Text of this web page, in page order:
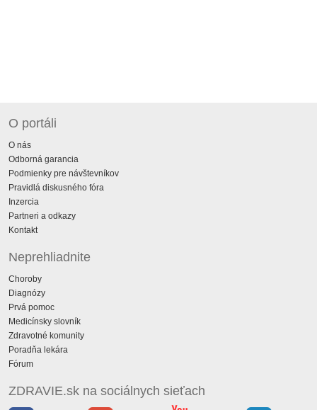
O portáli
O nás
Odborná garancia
Podmienky pre návštevníkov
Pravidlá diskusného fóra
Inzercia
Partneri a odkazy
Kontakt
Neprehliadnite
Choroby
Diagnózy
Prvá pomoc
Medicínsky slovník
Zdravotné komunity
Poradňa lekára
Fórum
ZDRAVIE.sk na sociálnych sieťach